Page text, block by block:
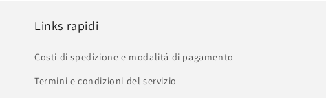
Links rapidi
Costi di spedizione e modalitá di pagamento
Termini e condizioni del servizio